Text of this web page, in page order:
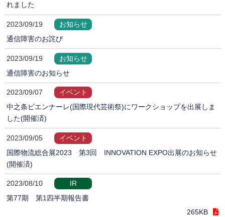
れました
2023/09/19
お知らせ
通信障害のお詫び
2023/09/19
お知らせ
通信障害のお知らせ
2023/09/07
イベント
中之条ビエンナーレ(国際現代芸術祭)にワークショップを出展しま
した(開催済)
2023/09/05
イベント
国際物流総合展2023 第3回 INNOVATION EXPO出展のお知らせ
(開催済)
2023/08/10
IR
第77期 第1四半期報告書
265KB